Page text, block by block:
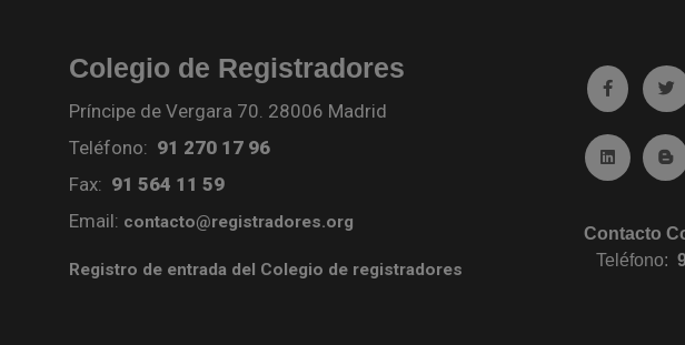
Colegio de Registradores
Príncipe de Vergara 70. 28006 Madrid
Teléfono: 91 270 17 96
Fax: 91 564 11 59
Email: contacto@registradores.org
Registro de entrada del Colegio de registradores
Ir a
Ir a Ir
Contacto
Teléfono: